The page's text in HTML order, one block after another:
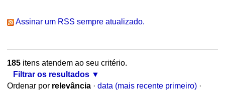
Assinar um RSS sempre atualizado.
185itens atendem ao seu critério.
Filtrar os resultados
Ordenar por relevância · data (mais recente primeiro) ·